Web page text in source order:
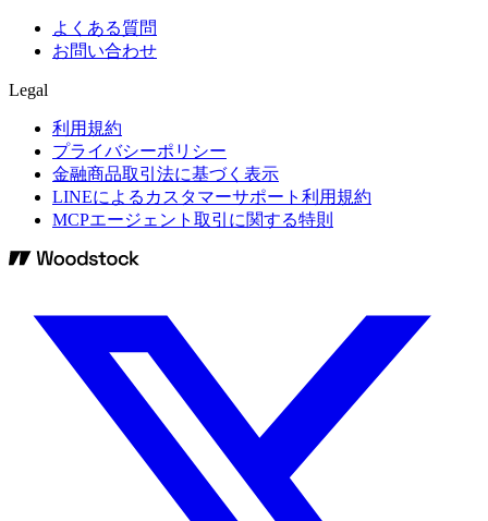
よくある質問
お問い合わせ
Legal
利用規約
プライバシーポリシー
金融商品取引法に基づく表示
LINEによるカスタマーサポート利用規約
MCPエージェント取引に関する特則